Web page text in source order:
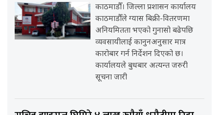
काठमाडौँ। जिल्ला प्रशासन कार्यालय
काठमाडौँले ग्यास बिक्री-वितरणमा
अनियमितता भएको गुनासो बढेपछि
व्यवसायीलाई कानुनअनुसार मात्र
कारोबार गर्न निर्देशन दिएको छ।
कार्यालयले बुधबार अत्यन्त जरुरी
सूचना जारी